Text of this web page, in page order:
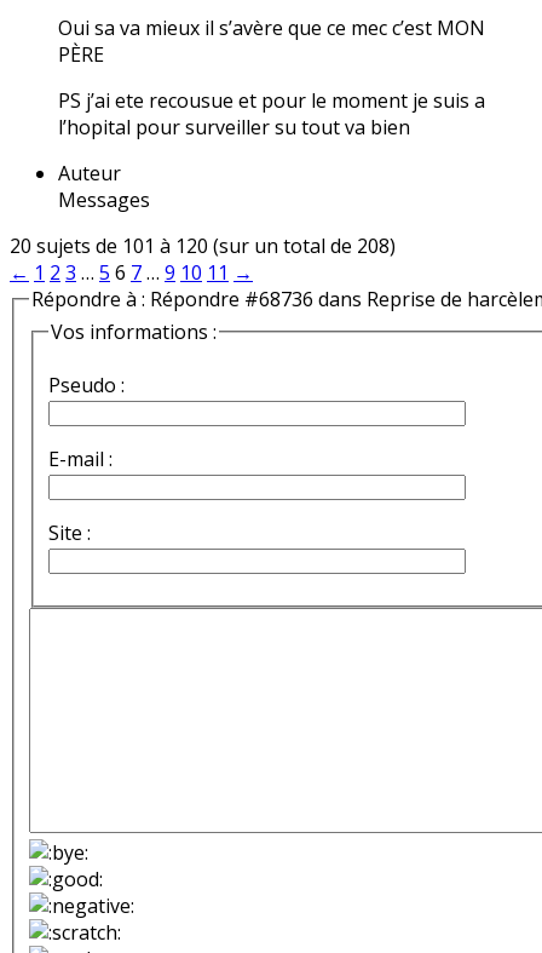
Oui sa va mieux il s’avère que ce mec c’est MON
PÈRE
PS j’ai ete recousue et pour le moment je suis a
l’hopital pour surveiller su tout va bien
Auteur
Messages
20 sujets de 101 à 120 (sur un total de 208)
← 1 2 3 … 5 6 7… 9 10 11 →
Répondre à : Répondre #68736 dans Reprise de
Vos informations :
Pseudo :
E-mail :
Site :